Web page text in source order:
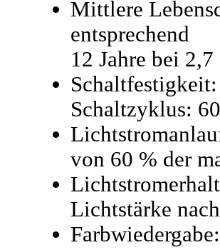
Mittlere
entsprechend
12 Jahre bei
Schaltzyklus:
von 60 % der
Lichtstärke